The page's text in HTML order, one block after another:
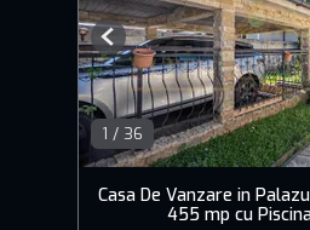
1 / 36
Previous
Casa De Vanzare in
455 mp cu